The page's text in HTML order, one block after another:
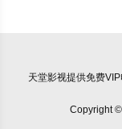
天堂影视提供免费
Copyright